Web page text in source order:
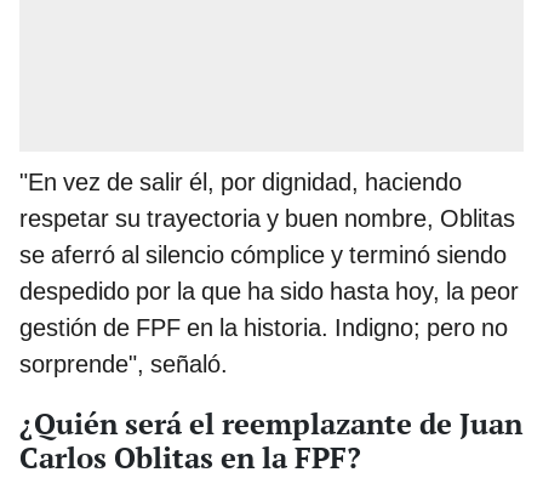
"En vez de salir él, por dignidad, haciendo
respetar su trayectoria y buen nombre, Oblitas
se aferró al silencio cómplice y terminó siendo
despedido por la que ha sido hasta hoy, la peor
gestión de FPF en la historia. Indigno; pero no
sorprende", señaló.
¿Quién será el reemplazante de Juan
Carlos Oblitas en la FPF?